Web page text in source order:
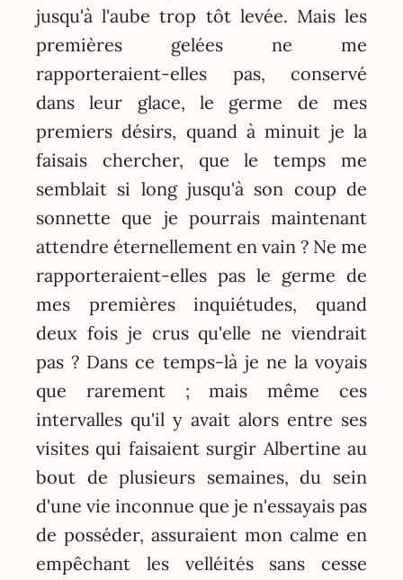
jusqu'à l'aube trop tôt levée. Mais les
premières gelées ne me
rapporteraient-elles pas, conservé
dans leur glace, le germe de mes
premiers désirs, quand à minuit je la
faisais chercher, que le temps me
semblait si long jusqu'à son coup de
sonnette que je pourrais maintenant
attendre éternellement en vain ? Ne me
rapporteraient-elles pas le germe de
mes premières inquiétudes, quand
deux fois je crus qu'elle ne viendrait
pas ? Dans ce temps-là je ne la voyais
que rarement ; mais même ces
intervalles qu'il y avait alors entre ses
visites qui faisaient surgir Albertine au
bout de plusieurs semaines, du sein
d'une vie inconnue que je n'essayais pas
de posséder, assuraient mon calme en
empêchant les velléités sans cesse